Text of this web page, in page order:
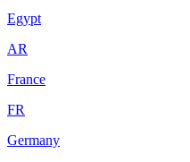
Egypt
AR
France
FR
Germany